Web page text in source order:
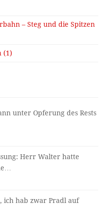
– Steg und die Spitzen
(1)
unter Opferung des Rests
Herr Walter hatte
ich hab zwar Pradl auf